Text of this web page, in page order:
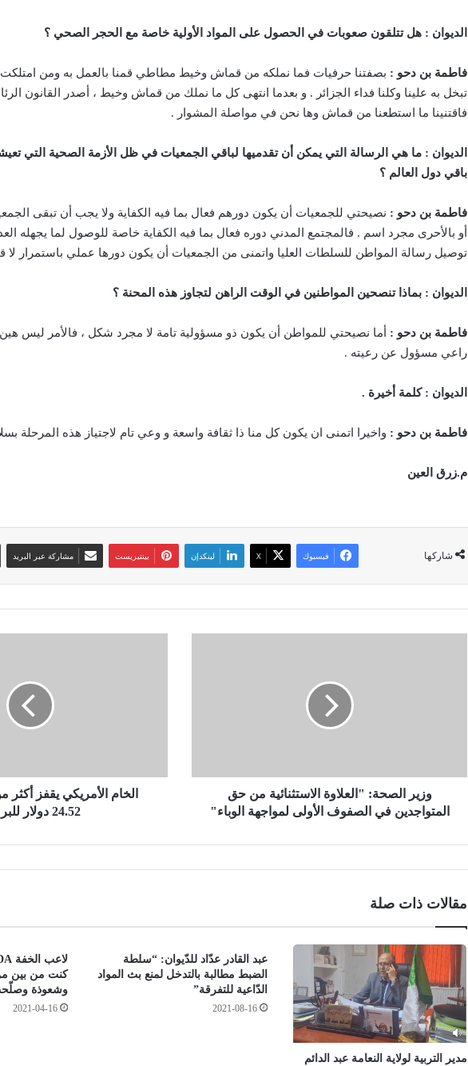
الديوان : هل تتلقون صعوبات في الحصول على المواد الأولية خاصة مع الحجر الصحي ؟
فاطمة بن دحو : بصفتنا حرفيات فما نملكه من قماش وخيط مطاطي قمنا بالعمل به ومن
تبخل به علينا وكلنا فداء الجزائر . و بعدما انتهى كل ما نملك من قماش وخيط ، أصدر القانون
فاقتنينا ما استطعنا من قماش وها نحن في مواصلة المشوار .
الديوان : ما هي الرسالة التي يمكن أن تقدميها لباقي الجمعيات في ظل الأزمة الصحية التي
باقي دول العالم ؟
فاطمة بن دحو : نصيحتي للجمعيات أن يكون دورهم فعال بما فيه الكفاية ولا يجب أن تبقى
أو بالأحرى مجرد اسم . فالمجتمع المدني دوره فعال بما فيه الكفاية خاصة للوصول لما يجهله
توصيل رسالة المواطن للسلطات العليا واتمنى من الجمعيات أن يكون دورها عملي باستمرار
الديوان : بماذا تنصحين المواطنين في الوقت الراهن لتجاوز هذه المحنة ؟
فاطمة بن دحو : أما نصيحتي للمواطن أن يكون ذو مسؤولية تامة لا مجرد شكل ، فالأمر ليس
راعي مسؤول عن رعيته .
الديوان : كلمة أخيرة .
فاطمة بن دحو : واخيرا اتمنى ان يكون كل منا ذا ثقافة واسعة و وعي تام لاجتياز هذه المرحلة
م.زرق العين
شاركها فيسبوك ‫X لينكدإن بينتيريست مشاركة عبر البريد
ة
ل
و
ة
ا
س
ث
ن
ا
وزير الصحة: "العلاوة الاستثنائية من حق
المتواجدين في الصفوف الأولى لمواجهة الوباء"
م
ي
أ
ث
ر
24.52 دولار للبرميل
مقالات ذات صلة
مدير التربية لولاية النعامة عبد الدائم
عبد القادر عدّاد للدّيوان: “سلطة
الضبط مطالبة بالتدخل لمنع بث المواد
الدّاعية للتفرقة”
2021-08-16
كنت من بين
وشعوذة
2021-04-16